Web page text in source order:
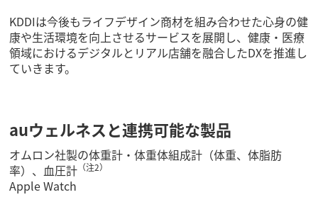
KDDIは今後もライフデザイン商材を組み合わせた心身の健
康や生活環境を向上させるサービスを展開し、健康・医療
領域におけるデジタルとリアル店舗を融合したDXを推進し
ていきます。
auウェルネスと連携可能な製品
オムロン社製の体重計・体重体組成計（体重、体脂肪
率）、血圧計 （注2）
Apple Watch